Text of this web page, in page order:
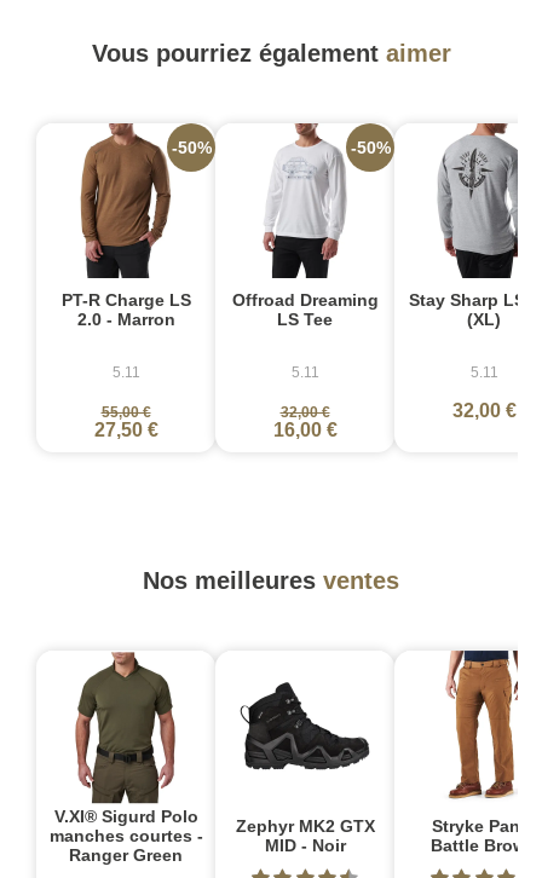
Vous pourriez également aimer
PT-R Charge LS
2.0 - Marron
5.11
55,00 €
27,50 €
-50%
Offroad Dreaming
LS Tee
5.11
32,00 €
16,00 €
-50%
Stay Sharp LS
(XL)
5.11
32,00 €
Nos meilleures ventes
V.XI® Sigurd Polo
manches courtes -
Ranger Green
Zephyr MK2 GTX
MID - Noir
Stryke Pant -
Battle Brown